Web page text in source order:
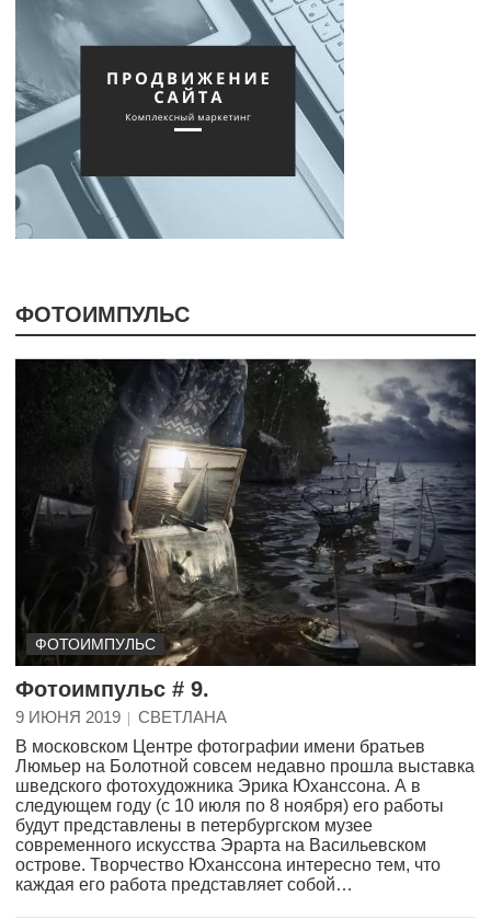
ФОТОИМПУЛЬС
ФОТОИМПУЛЬС
Фотоимпульс # 9.
9 ИЮНЯ 2019
СВЕТЛАНА
В московском Центре фотографии имени братьев
Люмьер на Болотной совсем недавно прошла выставка
шведского фотохудожника Эрика Юханссона. А в
следующем году (с 10 июля по 8 ноября) его работы
будут представлены в петербургском музее
современного искусства Эрарта на Васильевском
острове. Творчество Юханссона интересно тем, что
каждая его работа представляет собой…